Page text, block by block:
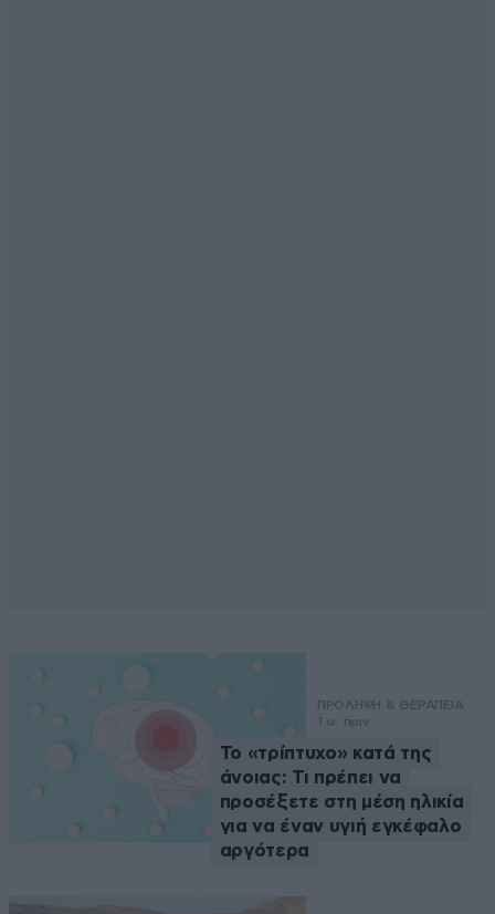
ΠΡΟΛΗΨΗ & ΘΕΡΑΠΕΙΑ
1 ω. πριν
Το «τρίπτυχο» κατά της
άνοιας: Τι πρέπει να
προσέξετε στη μέση ηλικία
για να έναν υγιή εγκέφαλο
αργότερα